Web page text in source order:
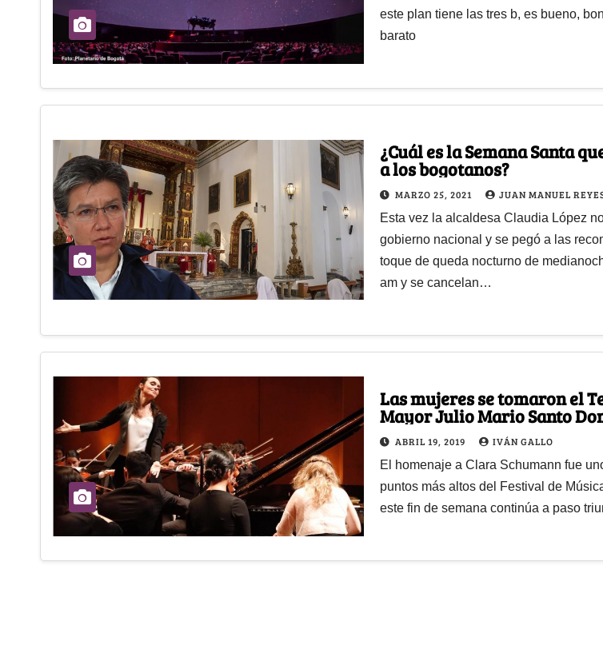
este plan tiene las tres b, es bueno,
barato
¿Cuál es la Semana Santa
a los bogotanos?
MARZO 25, 2021 JUAN MANUEL
Esta vez la alcaldesa Claudia López
gobierno nacional y se pegó a las
toque de queda nocturno de
am y se cancelan…
Las mujeres se tomaron el
Mayor Julio Mario Santo
ABRIL 19, 2019 IVÁN GALLO
El homenaje a Clara Schumann fue
puntos más altos del Festival de
este fin de semana continúa a paso